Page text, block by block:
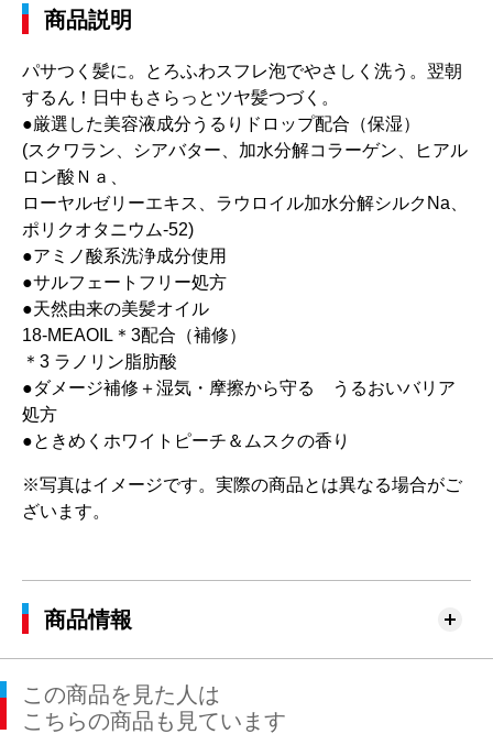
商品説明
パサつく髪に。とろふわスフレ泡でやさしく洗う。翌朝
するん！日中もさらっとツヤ髪つづく。
●厳選した美容液成分うるりドロップ配合（保湿）
(スクワラン、シアバター、加水分解コラーゲン、ヒアル
ロン酸Ｎａ、
ローヤルゼリーエキス、ラウロイル加水分解シルクNa、
ポリクオタニウム-52)
●アミノ酸系洗浄成分使用
●サルフェートフリー処方
●天然由来の美髪オイル
18-MEAOIL＊3配合（補修）
＊3 ラノリン脂肪酸
●ダメージ補修＋湿気・摩擦から守る うるおいバリア
処方
●ときめくホワイトピーチ＆ムスクの香り
※写真はイメージです。実際の商品とは異なる場合がご
ざいます。
商品情報
この商品を見た人は
こちらの商品も見ています